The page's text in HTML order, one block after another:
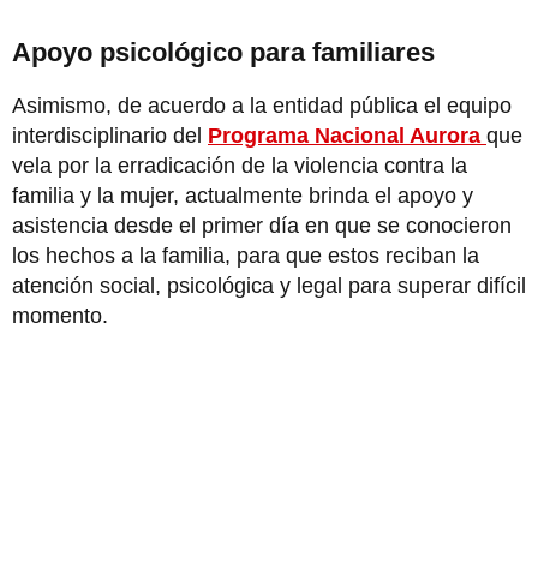
Apoyo psicológico para familiares
Asimismo, de acuerdo a la entidad pública el equipo
interdisciplinario del Programa Nacional Aurora que
vela por la erradicación de la violencia contra la
familia y la mujer, actualmente brinda el apoyo y
asistencia desde el primer día en que se conocieron
los hechos a la familia, para que estos reciban la
atención social, psicológica y legal para superar difícil
momento.